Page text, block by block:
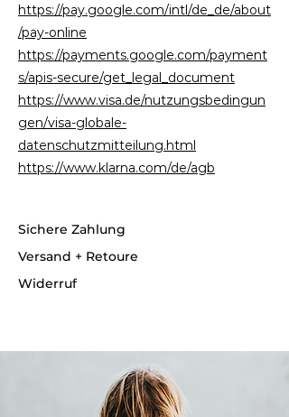
https://pay.google.com/intl/de_de/about
/pay-online
https://payments.google.com/payment
s/apis-secure/get_legal_document
https://www.visa.de/nutzungsbedingun
gen/visa-globale-
datenschutzmitteilung.html
https://www.klarna.com/de/agb
Sichere Zahlung
Versand + Retoure
Widerruf